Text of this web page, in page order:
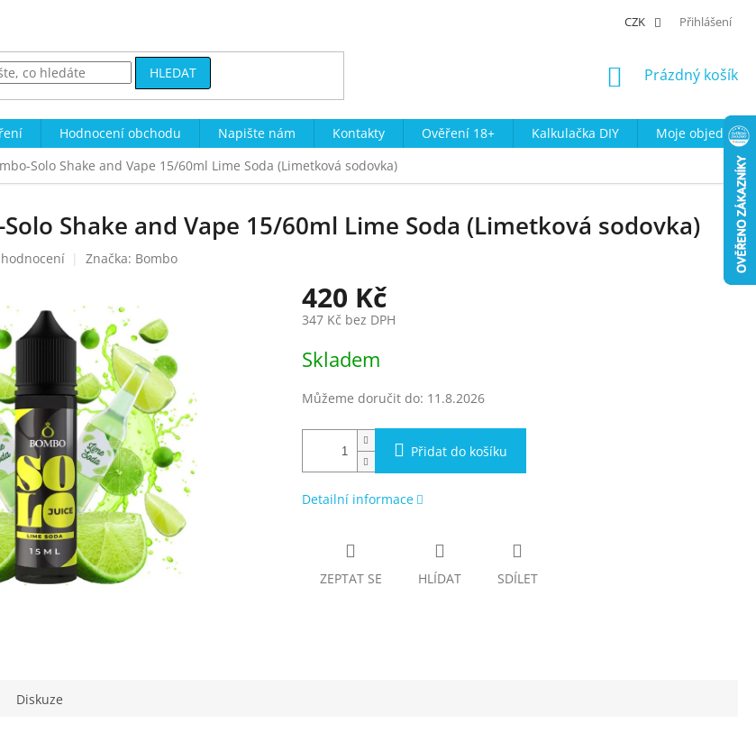
CZK Přihlášení
HLEDAT
NÁKUPNÍ
Prázdný košík
Hodnocení obchodu Napište nám Kontakty Ověření 18+ Kalkulačka DIY
Moje
Solo Shake and Vape 15/60ml Lime Soda (Limetková sodovka)
Shake and Vape 15/60ml Lime Soda (Limetková sodovka)
Značka: Bombo
420 Kč
347 Kč bez DPH
cena:
Skladem
Můžeme doručit do: 11.8.2026
Přidat do košíku
Detailní informace
ZEPTAT SE HLÍDAT SDÍLET
Diskuze